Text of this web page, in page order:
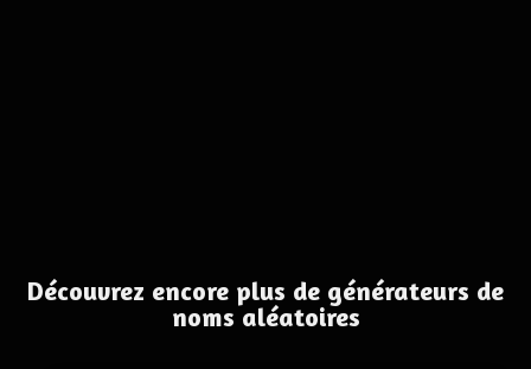
Découvrez encore plus de générateurs de
noms aléatoires